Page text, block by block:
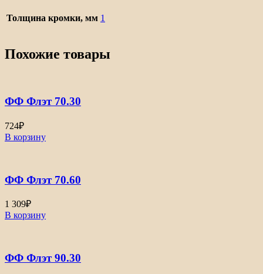
Толщина кромки, мм 1
Похожие товары
ФФ Флэт 70.30
724₽
В корзину
ФФ Флэт 70.60
1 309₽
В корзину
ФФ Флэт 90.30